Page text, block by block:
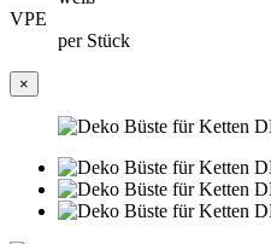
VPE
per Stück
×